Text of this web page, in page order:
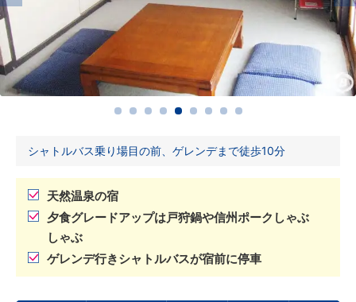
シャトルバス乗り場目の前、ゲレンデまで徒歩10分
天然温泉の宿
夕食グレードアップは戸狩鍋や信州ポークしゃぶ
しゃぶ
ゲレンデ行きシャトルバスが宿前に停車